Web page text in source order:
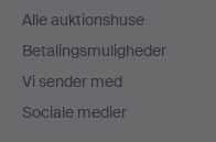
Alle auktionshuse
Betalingsmuligheder
Vi sender med
Sociale medier